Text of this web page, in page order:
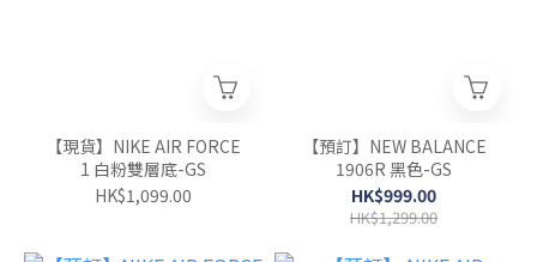
【現貨】NIKE AIR FORCE
1 白粉雙層底-GS
HK$1,099.00
【預訂】NEW BALANCE
1906R 黑色-GS
HK$999.00
HK$1,299.00